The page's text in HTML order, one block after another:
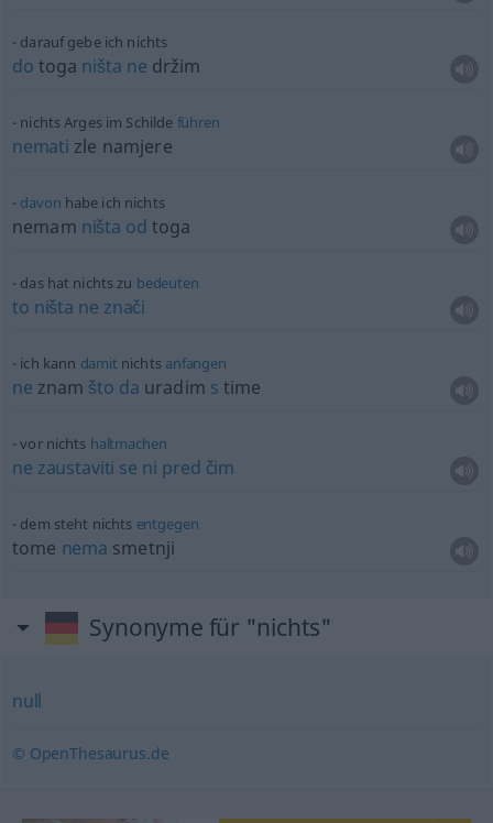
darauf gebe ich nichts
do toga ništa ne držim
nichts Arges im Schilde führen
nemati zle namjere
davon habe ich nichts
nemam ništa od toga
das hat nichts zu bedeuten
to ništa ne znači
ich kann damit nichts anfangen
ne znam što da uradim s time
vor nichts haltmachen
ne zaustaviti se ni pred čim
dem steht nichts entgegen
tome nema smetnji
Synonyme für "nichts"
null
© OpenThesaurus.de